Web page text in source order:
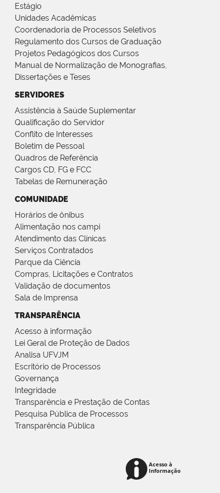
Estágio
Unidades Acadêmicas
Coordenadoria de Processos Seletivos
Regulamento dos Cursos de Graduação
Projetos Pedagógicos dos Cursos
Manual de Normalização de Monografias,
Dissertações e Teses
SERVIDORES
Assistência à Saúde Suplementar
Qualificação do Servidor
Conflito de Interesses
Boletim de Pessoal
Quadros de Referência
Cargos CD, FG e FCC
Tabelas de Remuneração
COMUNIDADE
Horários de ônibus
Alimentação nos campi
Atendimento das Clínicas
Serviços Contratados
Parque da Ciência
Compras, Licitações e Contratos
Validação de documentos
Sala de Imprensa
TRANSPARÊNCIA
Acesso à informação
Lei Geral de Proteção de Dados
Analisa UFVJM
Escritório de Processos
Governança
Integridade
Transparência e Prestação de Contas
Pesquisa Pública de Processos
Transparência Pública